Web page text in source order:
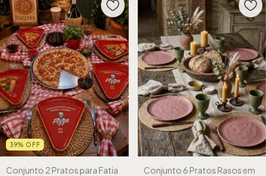
39% OFF
Conjunto 2 Pratos para Fatia
Conjunto 6 Pratos Rasos em